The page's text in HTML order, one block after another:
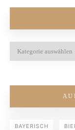
BAYERISCH